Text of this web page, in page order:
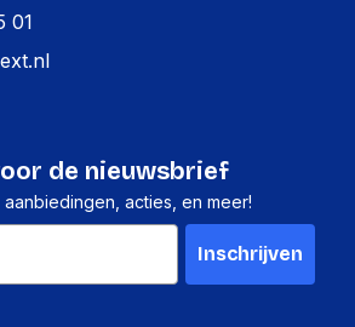
Nee
Zwart
01
de nieuwsbrief
acties, en meer!
Inschrijven